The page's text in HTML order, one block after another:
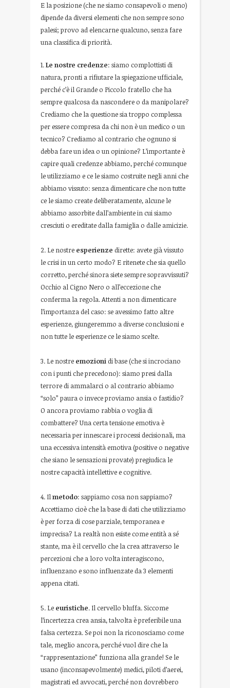
E la posizione (che ne siamo consapevoli o meno)
dipende da diversi elementi che non sempre sono
palesi; provo ad elencarne qualcuno, senza fare
una classifica di priorità.
1.Le nostre credenze: siamo complottisti di
natura, pronti a rifiutare la spiegazione ufficiale,
perché c’è il Grande o Piccolo fratello che ha
sempre qualcosa da nascondere o da manipolare?
Crediamo che la questione sia troppo complessa
per essere compresa da chi non è un medico o un
tecnico? Crediamo al contrario che ognuno si
debba fare un idea o un opinione? L’importante è
capire quali credenze abbiamo, perché comunque
le utilizziamo e ce le siamo costruite negli anni che
abbiamo vissuto: senza dimenticare che non tutte
ce le siamo create deliberatamente, alcune le
abbiamo assorbite dall’ambiente in cui siamo
cresciuti o ereditate dalla famiglia o dalle amicizie.
2. Le nostre esperienze dirette: avete già vissuto
le crisi in un certo modo? E ritenete che sia quello
corretto, perché sinora siete sempre sopravvissuti?
Occhio al Cigno Nero o all’eccezione che
conferma la regola. Attenti a non dimenticare
l’importanza del caso: se avessimo fatto altre
esperienze, giungeremmo a diverse conclusioni e
non tutte le esperienze ce le siamo scelte.
3. Le nostre emozionidi base (che si incrociano
con i punti che precedono): siamo presi dalla
terrore di ammalarci o al contrario abbiamo
“solo” paura o invece proviamo ansia o fastidio?
O ancora proviamo rabbia o voglia di
combattere? Una certa tensione emotiva è
necessaria per innescare i processi decisionali, ma
una eccessiva intensità emotiva (positive o negative
che siano le sensazioni provate) pregiudica le
nostre capacità intellettive e cognitive.
4. Ilmetodo: sappiamo cosa non sappiamo?
Accettiamo cioè che la base di dati che utilizziamo
è per forza di cose parziale, temporanea e
imprecisa? La realtà non esiste come entità a sé
stante, ma è il cervello che la crea attraverso le
percezioni che a loro volta interagiscono,
influenzano e sono influenzate da 3 elementi
appena citati.
5. Le euristiche. Il cervello bluffa. Siccome
l’incertezza crea ansia, talvolta è preferibile una
falsa certezza. Se poi non la riconosciamo come
tale, meglio ancora, perché vuol dire che la
“rappresentazione” funziona alla grande! Se le
usano (inconsapevolmente) medici, piloti d’aerei,
magistrati ed avvocati, perché non dovrebbero